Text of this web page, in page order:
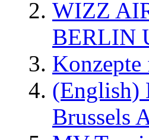
WIZZ
BERLIN
Konzepte
(English)
Brussels